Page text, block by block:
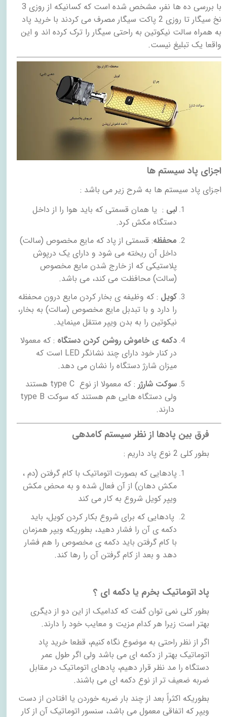
با بررسی ده ها نفر، مشخص شده است که کسانیکه از روزی 3
نخ سیگار تا روزی 2 پاکت سیگار مصرف می کردند با خرید پاد
به همراه سالت نیکوتین به راحتی سیگار را ترک کرده اند و این
واقعا یک تبلیغ نیست.
اجزای پاد سیستم ها
اجزای پاد سیستم ها به شرح زیر می باشد :
لبی : یا همان قسمتی که باید هوا را از داخل
دستگاه مکش کرد.
محفظه: قسمتی از پاد که مایع مخصوص (سالت)
داخل آن ریخته می شود و دارای یک درپوش
پلاستیکی که از خارج شدن مایع مخصوص
(سالت) محافظت می کند، می باشد.
کویل : که وظیفه ی بخار کردن مایع درون محفظه
را دارد و با تبدبل مایع مخصوص (سالت) به بخار،
نیکوتین را به بدن ویپر منتقل مینماید.
دکمه ی خاموش روشن کردن دستگاه : که معمولا
در کنار خود دارای چند نشانگر LED است که
میزان شارژ دستگاه را نشان می دهد.
سوکت شارژر: که معمولا از نوع type C هستند
ولی دستگاه هایی هم هستند که سوکت type B
دارند.
فرق بین پادها از نظر سیستم کامدهی
بطور کلی 2 نوع پاد داریم :
پادهایی که بصورت اتوماتیک با کام گرفتن (دم ،
مکش دهان) از آن فعال شده و به محض مکش
ویپر کویل شروع به کار می کند
پادهایی که برای شروع بکار کردن کویل، باید
دکمه ی آن را فشار دهید، بطوریکه ویپر همزمان
با کام گرفتن باید دکمه ی مخصوص را هم فشار
دهد و بعد از کام گرفتن آن را رها کند.
پاد اتوماتیک بخرم یا دکمه ای ؟
بطور کلی نمی توان گفت که کدامیک از این دو از دیگری
بهتر است زیرا هر کدام مزیت و معایب خود را دارند.
اگر از نظر راحتی به موضوع نگاه کنیم، قطعا خرید پاد
اتوماتیک بهتر از دکمه ای می باشد ولی اگر طول عمر
دستگاه را مد نظر قرار دهیم، پادهای اتوماتیک در مقابل
ضربه ضعیف تر از نوع دکمه ای می باشند.
بطوریکه اکثراً بعد از چند بار ضربه خوردن یا افتادن از دست
ویپر که اتفاقی معمول می باشد، سنسور اتوماتیک آن از کار